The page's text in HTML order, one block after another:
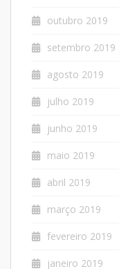
outubro 2019
setembro 2019
agosto 2019
julho 2019
junho 2019
maio 2019
abril 2019
março 2019
fevereiro 2019
janeiro 2019